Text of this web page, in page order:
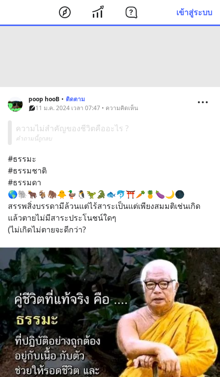
เข้าสู่ระบบ
poop hooB • ติดตาม
11 ม.ค. 2024 เวลา 07:47 • ความคิดเห็น
ความไม่สำคัญของชีวิตคืออะไร ?
คำถามนี้ถูกลบ
#ธรรมะ
#ธรรมชาติ
#ธรรมดา
🌎🐘🐂🐐🦣🐥🦆🐧🦖🐊🐟🐬⛩️🥕🍍🍆🌙🌑
สรรพสิ่งบรรดามีล้วนแต่ไร้สาระเป็นแต่เพียงสมมติเช่นเกิด
แล้วตายไม่มีสาระประโนชน์ใดๆ
(ไม่เกิดไม่ตายจะดีกว่า?